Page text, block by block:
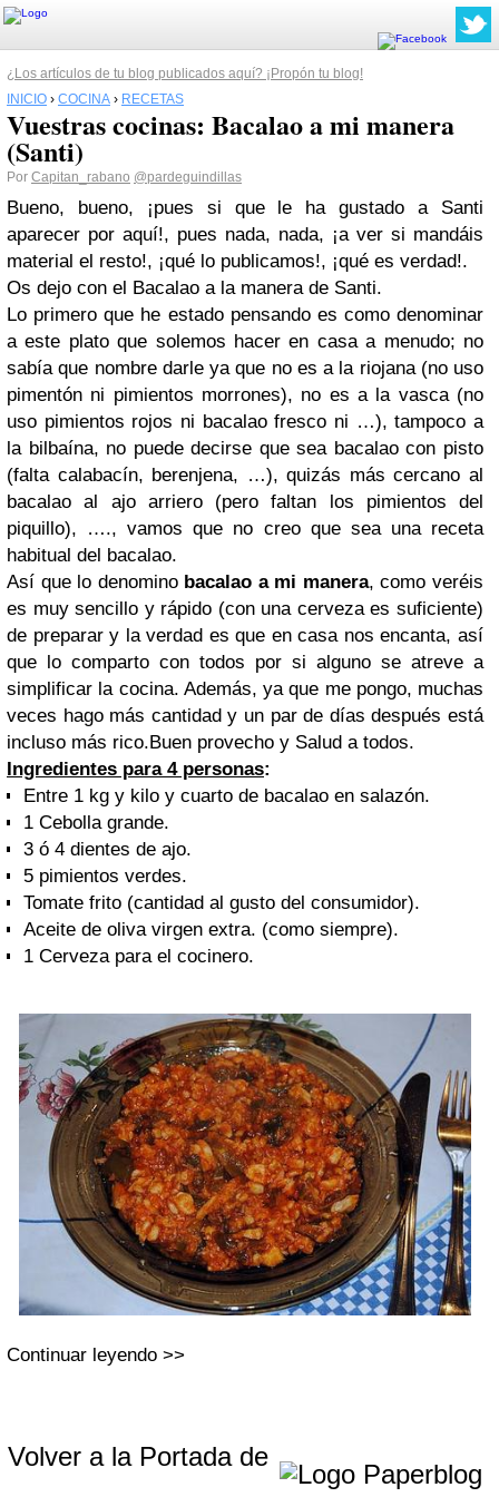
¿Los artículos de tu blog publicados aquí? ¡Propón tu blog!
INICIO › COCINA › RECETAS
Vuestras cocinas: Bacalao a mi manera
(Santi)
Por Capitan_rabano @pardeguindillas
Bueno, bueno, ¡pues si que le ha gustado a Santi
aparecer por aquí!, pues nada, nada, ¡a ver si mandáis
material el resto!, ¡qué lo publicamos!, ¡qué es verdad!.
Os dejo con el Bacalao a la manera de Santi.
Lo primero que he estado pensando es como denominar
a este plato que solemos hacer en casa a menudo; no
sabía que nombre darle ya que no es a la riojana (no uso
pimentón ni pimientos morrones), no es a la vasca (no
uso pimientos rojos ni bacalao fresco ni …), tampoco a
la bilbaína, no puede decirse que sea bacalao con pisto
(falta calabacín, berenjena, …), quizás más cercano al
bacalao al ajo arriero (pero faltan los pimientos del
piquillo), …., vamos que no creo que sea una receta
habitual del bacalao.
Así que lo denomino bacalao a mi manera, como veréis
es muy sencillo y rápido (con una cerveza es suficiente)
de preparar y la verdad es que en casa nos encanta, así
que lo comparto con todos por si alguno se atreve a
simplificar la cocina. Además, ya que me pongo, muchas
veces hago más cantidad y un par de días después está
incluso más rico.Buen provecho y Salud a todos.
Ingredientes para 4 personas:
Entre 1 kg y kilo y cuarto de bacalao en salazón.
1 Cebolla grande.
3 ó 4 dientes de ajo.
5 pimientos verdes.
Tomate frito (cantidad al gusto del consumidor).
Aceite de oliva virgen extra. (como siempre).
1 Cerveza para el cocinero.
Continuar leyendo >>
Volver a la Portada de